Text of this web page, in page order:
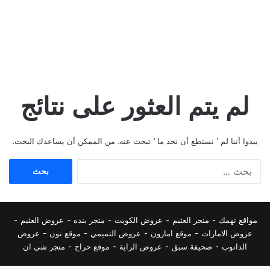
لم يتم العثور على نتائج
يبدوا أننا لم ’ نستطع أن نجد ما ’ تبحث عنه. من الممكن أن يساعدك البحث.
مواقع تهمك - متجر العثيم - عروض الكويت - متجر بنده - عروض العثيم -
عروض الامارات - موقع امازون - عروض التميمي - موقع نون - عروض
الدانوب - صحيفة سبق - عروض الراية - موقع حراج - متجر شي ان